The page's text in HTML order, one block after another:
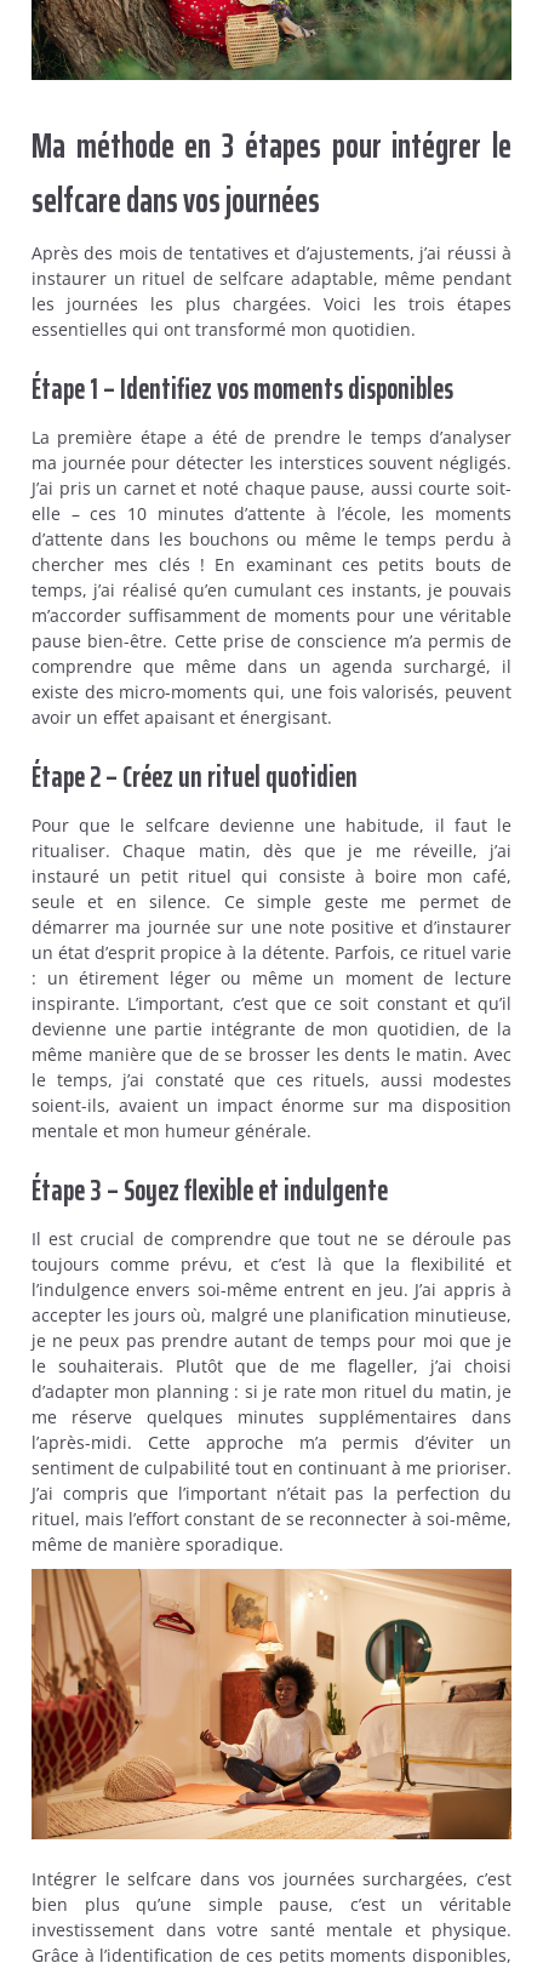
Ma méthode en 3 étapes pour intégrer le
selfcare dans vos journées
Après des mois de tentatives et d’ajustements, j’ai réussi à
instaurer un rituel de selfcare adaptable, même pendant
les journées les plus chargées. Voici les trois étapes
essentielles qui ont transformé mon quotidien.
Étape 1 – Identifiez vos moments disponibles
La première étape a été de prendre le temps d’analyser
ma journée pour détecter les interstices souvent négligés.
J’ai pris un carnet et noté chaque pause, aussi courte soit-
elle – ces 10 minutes d’attente à l’école, les moments
d’attente dans les bouchons ou même le temps perdu à
chercher mes clés ! En examinant ces petits bouts de
temps, j’ai réalisé qu’en cumulant ces instants, je pouvais
m’accorder suffisamment de moments pour une véritable
pause bien-être. Cette prise de conscience m’a permis de
comprendre que même dans un agenda surchargé, il
existe des micro-moments qui, une fois valorisés, peuvent
avoir un effet apaisant et énergisant.
Étape 2 – Créez un rituel quotidien
Pour que le selfcare devienne une habitude, il faut le
ritualiser. Chaque matin, dès que je me réveille, j’ai
instauré un petit rituel qui consiste à boire mon café,
seule et en silence. Ce simple geste me permet de
démarrer ma journée sur une note positive et d’instaurer
un état d’esprit propice à la détente. Parfois, ce rituel varie
: un étirement léger ou même un moment de lecture
inspirante. L’important, c’est que ce soit constant et qu’il
devienne une partie intégrante de mon quotidien, de la
même manière que de se brosser les dents le matin. Avec
le temps, j’ai constaté que ces rituels, aussi modestes
soient-ils, avaient un impact énorme sur ma disposition
mentale et mon humeur générale.
Étape 3 – Soyez flexible et indulgente
Il est crucial de comprendre que tout ne se déroule pas
toujours comme prévu, et c’est là que la flexibilité et
l’indulgence envers soi-même entrent en jeu. J’ai appris à
accepter les jours où, malgré une planification minutieuse,
je ne peux pas prendre autant de temps pour moi que je
le souhaiterais. Plutôt que de me flageller, j’ai choisi
d’adapter mon planning : si je rate mon rituel du matin, je
me réserve quelques minutes supplémentaires dans
l’après-midi. Cette approche m’a permis d’éviter un
sentiment de culpabilité tout en continuant à me prioriser.
J’ai compris que l’important n’était pas la perfection du
rituel, mais l’effort constant de se reconnecter à soi-même,
même de manière sporadique.
Intégrer le selfcare dans vos journées surchargées, c’est
bien plus qu’une simple pause, c’est un véritable
investissement dans votre santé mentale et physique.
Grâce à l’identification de ces petits moments disponibles,